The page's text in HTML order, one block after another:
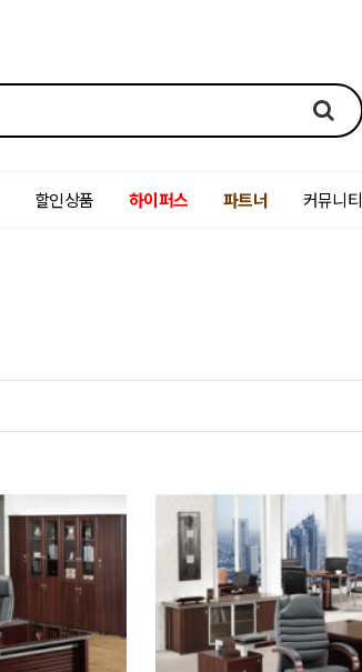
할인상품 하이퍼스 파트너 커뮤니티